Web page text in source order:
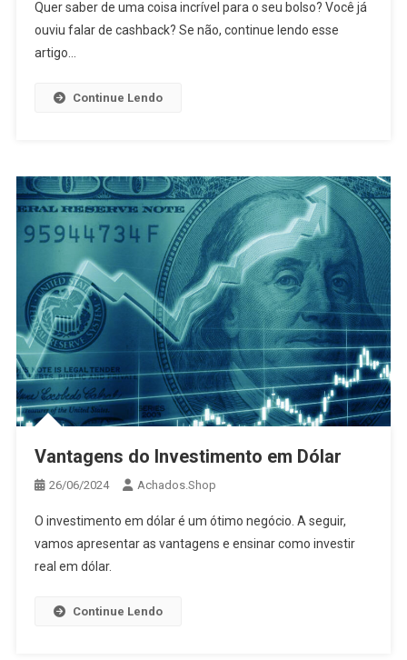
Quer saber de uma coisa incrível para o seu bolso? Você já
ouviu falar de cashback? Se não, continue lendo esse
artigo…
Continue Lendo
Vantagens do Investimento em Dólar
26/06/2024 Achados.Shop
O investimento em dólar é um ótimo negócio. A seguir,
vamos apresentar as vantagens e ensinar como investir
real em dólar.
Continue Lendo